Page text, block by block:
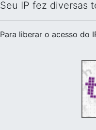
Seu IP fez diversas
Para liberar o acesso do